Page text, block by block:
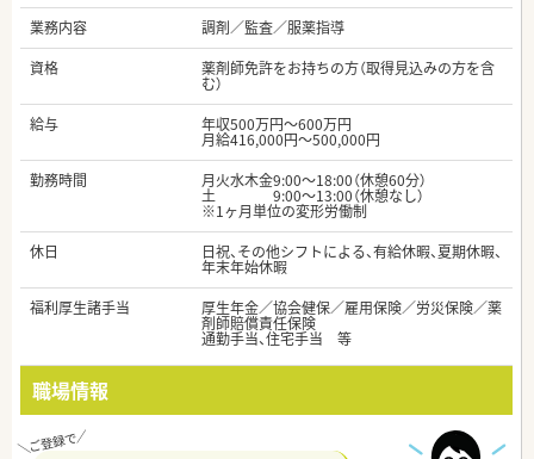
業務内容
調剤／監査／服薬指導
資格
薬剤師免許をお持ちの方（取得見込みの方を含
む）
給与
年収500万円～600万円
月給416,000円～500,000円
勤務時間
月火水木金9:00～18:00（休憩60分）
土 9:00～13:00（休憩なし）
※1ヶ月単位の変形労働制
休日
日祝、その他シフトによる、有給休暇、夏期休暇、
年末年始休暇
福利厚生諸手当
厚生年金／協会健保／雇用保険／労災保険／薬
剤師賠償責任保険
通勤手当、住宅手当 等
職場情報